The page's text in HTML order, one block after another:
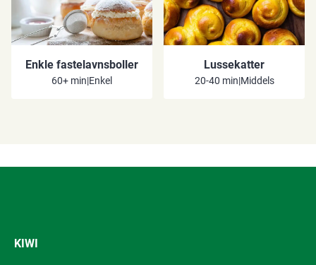
Enkle fastelavnsboller
60+ min|Enkel
Lussekatter
20-40 min|Middels
KIWI